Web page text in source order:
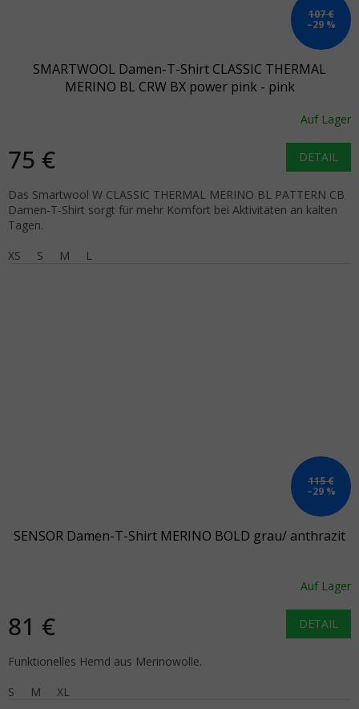
107 €
–29 %
SMARTWOOL Damen-T-Shirt CLASSIC THERMAL
MERINO BL CRW BX power pink - pink
Auf Lager
75 € DETAIL
Das Smartwool W CLASSIC THERMAL MERINO BL PATTERN CB
Damen-T-Shirt sorgt für mehr Komfort bei Aktivitäten an kalten
Tagen.
XS
S M L
115 €
–29 %
SENSOR Damen-T-Shirt MERINO BOLD grau/ anthrazit
Auf Lager
81 € DETAIL
Funktionelles Hemd aus Merinowolle.
S
M XL